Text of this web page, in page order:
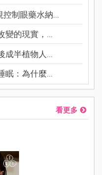
制眼藥水納...
變的現實，...
成半植物人...
眠：為什麼...
看更多